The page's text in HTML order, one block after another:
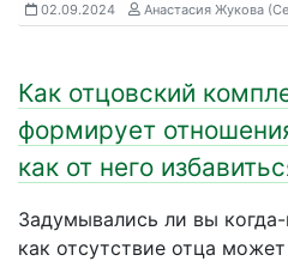
02.09.2024 Анастасия Жукова
Как отцовский
формирует
как от него
Задумывались ли вы когда-
как отсутствие отца может